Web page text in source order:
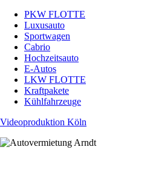
PKW FLOTTE
Luxusauto
Sportwagen
Cabrio
Hochzeitsauto
E-Autos
LKW FLOTTE
Kraftpakete
Kühlfahrzeuge
Videoproduktion Köln